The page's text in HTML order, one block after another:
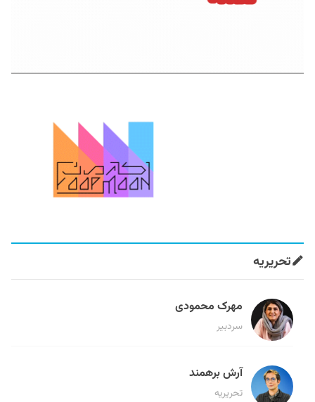
تحریریه
مهرک محمودی
سردبیر
آرش برهمند
تحریریه